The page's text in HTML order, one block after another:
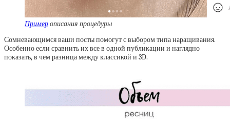
Примерописания процедуры
Сомневающимся ваши посты помогут с выбором типа наращивания.
Особенно если сравнить их все в одной публикации и наглядно
показать, в чем разница между классикой и 3D.